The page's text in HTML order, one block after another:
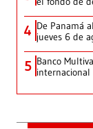
4 De Panamá
jueves 6 de
5 Banco